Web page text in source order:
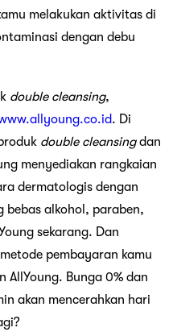
melakukan aktivitas di
dengan debu
double cleansing,
. Di
double cleansingdan
menyediakan rangkaian
dermatologis dengan
bebas alkohol, paraben,
sekarang. Dan
pembayaran kamu
AllYoung. Bunga 0% dan
akan mencerahkan hari